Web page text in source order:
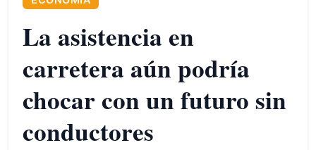
La asistencia en
carretera aún podría
chocar con un futuro sin
conductores